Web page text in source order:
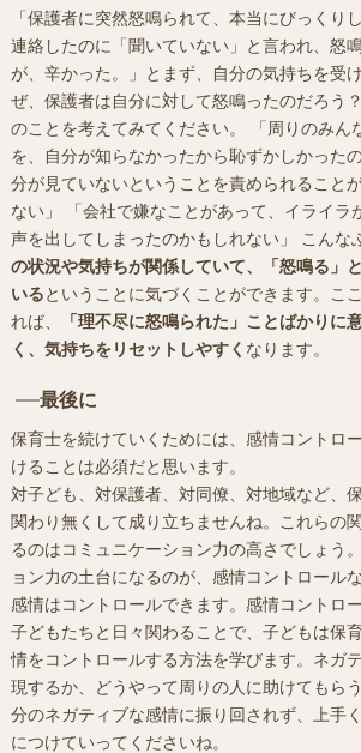
「保護者に突然怒鳴られて、本当にびっくり
連絡したのに「聞いていない」と言われ、怒
が、辛かった。」とまず、自分の気持ちを受
ぜ、保護者は自分に対して怒鳴ったのだろう
のことを考えてみてください。 「周りのみん
を、自分が知らなかったから恥ずかしかった
分が見ていないということを責められること
ない」 「会社で嫌なことがあって、イライラ
声を出してしまったのかもしれない」 こんな
の状況や気持ちが関係していて、「怒鳴る」
いるということに気づくことができます。こ
れば、
「理不尽に怒鳴られた」ことばかりに
く、気持ちをリセットしやすく なります。
最後に
保育士を続けていくためには、感情コントロ
けることは必須だと思います。
対子ども、対保護者、対同僚、対地域など、
関わり無くして成り立ちませんね。これらの
るのはコミュニケーション力の高さでしょう
ョン力の土台になるのが、感情コントロールな
感情はコントロールできます。感情コントロ
子どもたちと日々関わることで、子どもは保
情をコントロールする方法を学びます。ネガ
現するか、どうやって周りの人に助けてもら
分のネガティブな感情に振り回されず、上手
につけていってくださいね。